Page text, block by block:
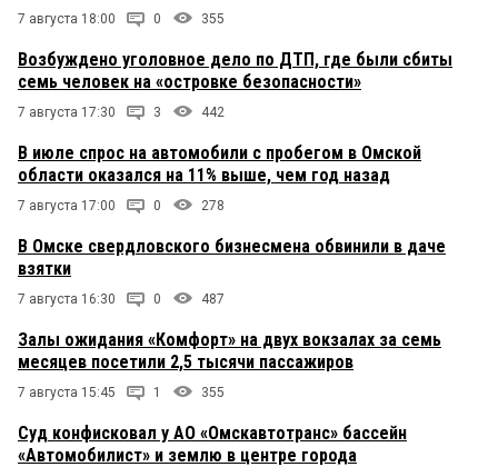
7 августа 18:00 0 355
Возбуждено уголовное дело по ДТП, где были сбиты
семь человек на «островке безопасности»
7 августа 17:30 3 442
В июле спрос на автомобили с пробегом в Омской
области оказался на 11% выше, чем год назад
7 августа 17:00 0 278
В Омске свердловского бизнесмена обвинили в даче
взятки
7 августа 16:30 0 487
Залы ожидания «Комфорт» на двух вокзалах за семь
месяцев посетили 2,5 тысячи пассажиров
7 августа 15:45 1 355
Суд конфисковал у АО «Омскавтотранс» бассейн
«Автомобилист» и землю в центре города